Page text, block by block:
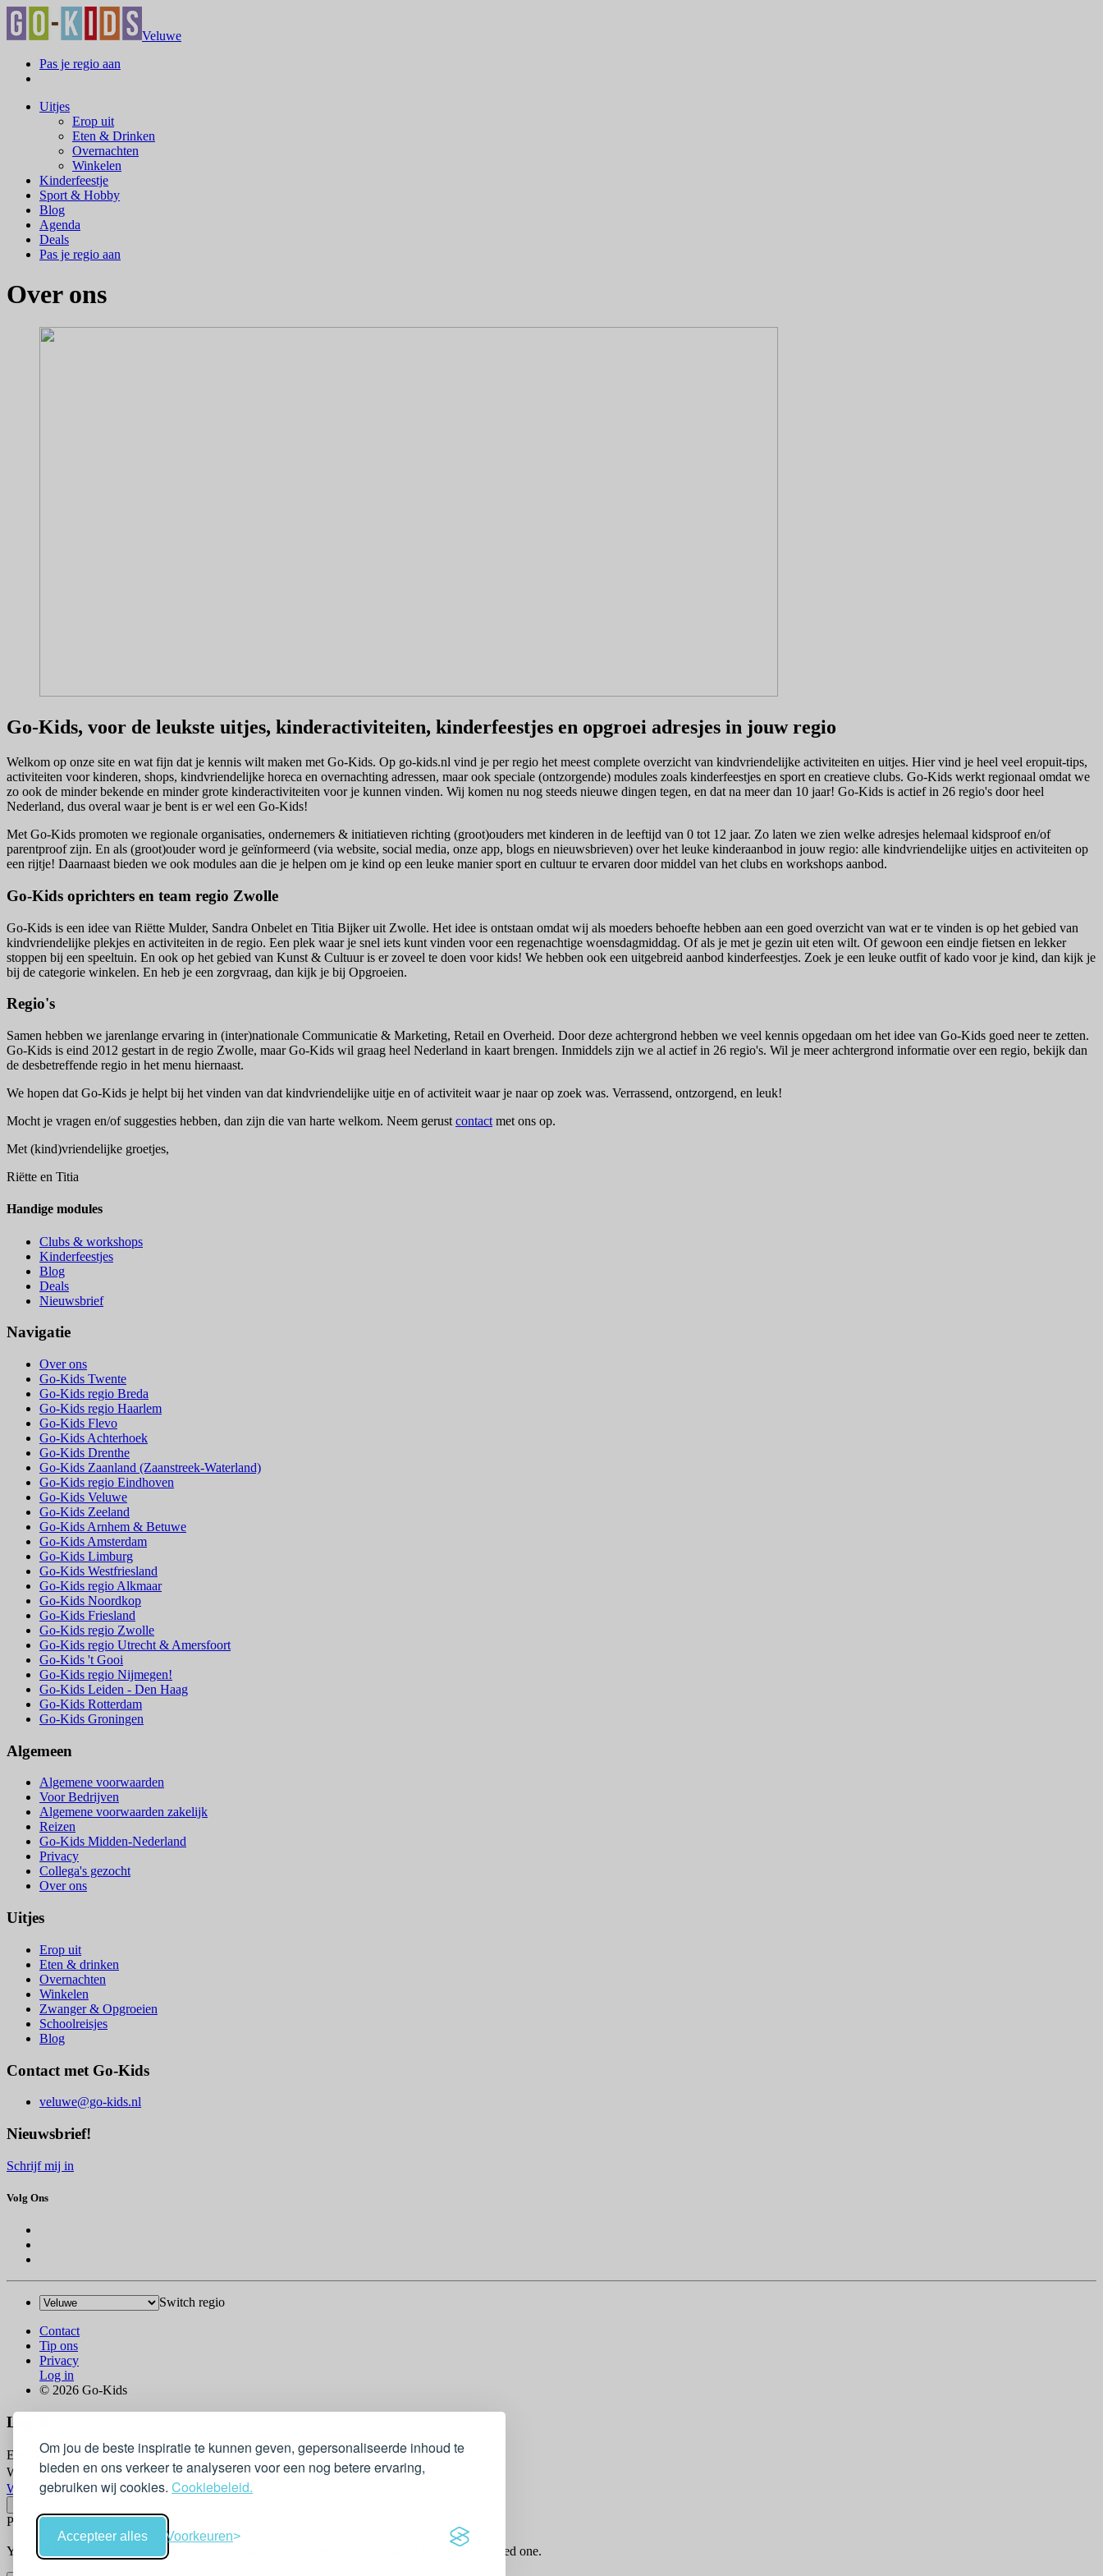
Om jou de beste inspiratie te kunnen geven, gepersonaliseerde inhoud te
bieden en ons verkeer te analyseren voor een nog betere ervaring,
gebruiken wij cookies. Cookiebeleid.
Accepteer alles Voorkeuren
Veluwe
Pas je regio aan
Uitjes
Erop uit
Eten & Drinken
Overnachten
Winkelen
Kinderfeestje
Sport & Hobby
Blog
Agenda
Deals
Pas je regio aan
Over ons
Go-Kids, voor de leukste uitjes, kinderactiviteiten, kinderfeestjes en opgroei adresjes in jouw regio
Welkom op onze site en wat fijn dat je kennis wilt maken met Go-Kids. Op go-kids.nl vind je per regio het meest complete overzicht van kindvriendelijke activiteiten en uitjes. Hier vind je heel veel eropuit-tips,
activiteiten voor kinderen, shops, kindvriendelijke horeca en overnachting adressen, maar ook speciale (ontzorgende) modules zoals kinderfeestjes en sport en creatieve clubs. Go-Kids werkt regionaal omdat we
zo ook de minder bekende en minder grote kinderactiviteiten voor je kunnen vinden. Wij komen nu nog steeds nieuwe dingen tegen, en dat na meer dan 10 jaar! Go-Kids is actief in 26 regio's door heel
Nederland, dus overal waar je bent is er wel een Go-Kids!
Met Go-Kids promoten we regionale organisaties, ondernemers & initiatieven richting (groot)ouders met kinderen in de leeftijd van 0 tot 12 jaar. Zo laten we zien welke adresjes helemaal kidsproof en/of
parentproof zijn. En als (groot)ouder word je geïnformeerd (via website, social media, onze app, blogs en nieuwsbrieven) over het leuke kinderaanbod in jouw regio: alle kindvriendelijke uitjes en activiteiten op
een rijtje! Daarnaast bieden we ook modules aan die je helpen om je kind op een leuke manier sport en cultuur te ervaren door middel van het clubs en workshops aanbod.
Go-Kids oprichters en team regio Zwolle
Go-Kids is een idee van Riëtte Mulder, Sandra Onbelet en Titia Bijker uit Zwolle. Het idee is ontstaan omdat wij als moeders behoefte hebben aan een goed overzicht van wat er te vinden is op het gebied van
kindvriendelijke plekjes en activiteiten in de regio. Een plek waar je snel iets kunt vinden voor een regenachtige woensdagmiddag. Of als je met je gezin uit eten wilt. Of gewoon een eindje fietsen en lekker
stoppen bij een speeltuin. En ook op het gebied van Kunst & Cultuur is er zoveel te doen voor kids! We hebben ook een uitgebreid aanbod kinderfeestjes. Zoek je een leuke outfit of kado voor je kind, dan kijk je
bij de categorie winkelen. En heb je een zorgvraag, dan kijk je bij Opgroeien.
Regio's
Samen hebben we jarenlange ervaring in (inter)nationale Communicatie & Marketing, Retail en Overheid. Door deze achtergrond hebben we veel kennis opgedaan om het idee van Go-Kids goed neer te zetten.
Go-Kids is eind 2012 gestart in de regio Zwolle, maar Go-Kids wil graag heel Nederland in kaart brengen. Inmiddels zijn we al actief in 26 regio's. Wil je meer achtergrond informatie over een regio, bekijk dan
de desbetreffende regio in het menu hiernaast.
We hopen dat Go-Kids je helpt bij het vinden van dat kindvriendelijke uitje en of activiteit waar je naar op zoek was. Verrassend, ontzorgend, en leuk!
Mocht je vragen en/of suggesties hebben, dan zijn die van harte welkom. Neem gerust contact met ons op.
Met (kind)vriendelijke groetjes,
Riëtte en Titia
Handige modules
Clubs & workshops
Kinderfeestjes
Blog
Deals
Nieuwsbrief
Navigatie
Over ons
Go-Kids Twente
Go-Kids regio Breda
Go-Kids regio Haarlem
Go-Kids Flevo
Go-Kids Achterhoek
Go-Kids Drenthe
Go-Kids Zaanland (Zaanstreek-Waterland)
Go-Kids regio Eindhoven
Go-Kids Veluwe
Go-Kids Zeeland
Go-Kids Arnhem & Betuwe
Go-Kids Amsterdam
Go-Kids Limburg
Go-Kids Westfriesland
Go-Kids regio Alkmaar
Go-Kids Noordkop
Go-Kids Friesland
Go-Kids regio Zwolle
Go-Kids regio Utrecht & Amersfoort
Go-Kids 't Gooi
Go-Kids regio Nijmegen!
Go-Kids Leiden - Den Haag
Go-Kids Rotterdam
Go-Kids Groningen
Algemeen
Algemene voorwaarden
Voor Bedrijven
Algemene voorwaarden zakelijk
Reizen
Go-Kids Midden-Nederland
Privacy
Collega's gezocht
Over ons
Uitjes
Erop uit
Eten & drinken
Overnachten
Winkelen
Zwanger & Opgroeien
Schoolreisjes
Blog
Contact met Go-Kids
veluwe@go-kids.nl
Nieuwsbrief!
Schrijf mij in
Volg Ons
Switch regio
Contact
Tip ons
Privacy
Log in
© 2026 Go-Kids
Log In
Email
Wachtwoord
Wachtwoord vergeten?
Please confirm login email below
You will receive an email containing a link allowing you to reset your password to a new preferred one.